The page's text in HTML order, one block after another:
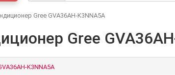
Gree GVA36AH-K3NNA5A
Gree
K3NNA5A